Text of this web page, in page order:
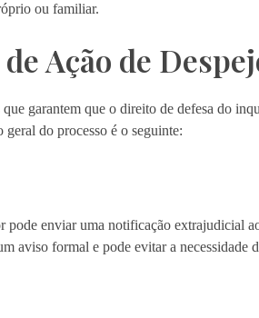
ou familiar.
Ação de
garantem que o direito de defesa do
do processo é o seguinte:
pode enviar uma notificação extrajudicial
aviso formal e pode evitar a necessidade